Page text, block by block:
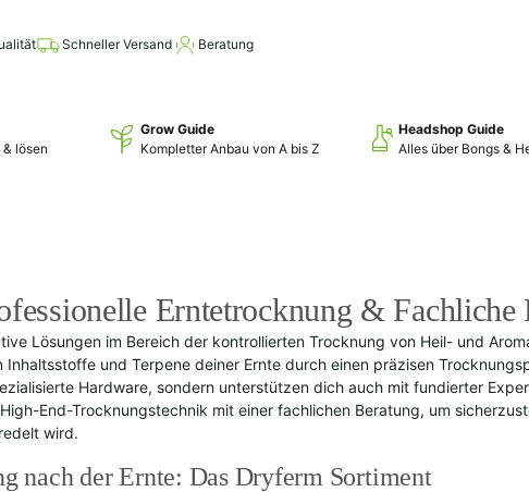
Schneller Versand Beratung
lösen
Grow Guide
Kompletter Anbau von A bis Z
Headshop Guide
Alles über Bongs &
Erntetrocknung & Fachliche
Lösungen im Bereich der kontrollierten Trocknung von Heil- und
und Terpene deiner Ernte durch einen präzisen
Hardware, sondern unterstützen dich auch mit fundierter
End-Trocknungstechnik mit einer fachlichen Beratung, um
wird.
nach der Ernte: Das Dryferm Sortiment